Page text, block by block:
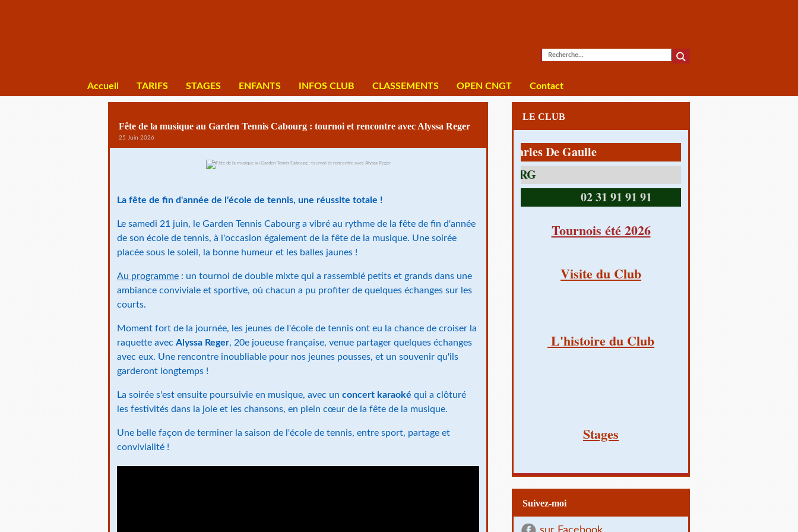
Accueil TARIFS STAGES ENFANTS INFOS CLUB CLASSEMENTS OPEN CNGT Contact
Fête de la musique au Garden Tennis Cabourg : tournoi et rencontre avec Alyssa Reger
25 Juin 2026
La fête de fin d'année de l'école de tennis, une réussite totale !
Le samedi 21 juin, le Garden Tennis Cabourg a vibré au rythme de la fête de fin d'année
de son école de tennis, à l'occasion également de la fête de la musique. Une soirée
placée sous le soleil, la bonne humeur et les balles jaunes !
Au programme : un tournoi de double mixte qui a rassemblé petits et grands dans une
ambiance conviviale et sportive, où chacun a pu profiter de quelques échanges sur les
courts.
Moment fort de la journée, les jeunes de l'école de tennis ont eu la chance de croiser la
raquette avec Alyssa Reger, 20e joueuse française, venue partager quelques échanges
avec eux. Une rencontre inoubliable pour nos jeunes pousses, et un souvenir qu'ils
garderont longtemps !
La soirée s'est ensuite poursuivie en musique, avec un concert karaoké qui a clôturé
les festivités dans la joie et les chansons, en plein cœur de la fête de la musique.
Une belle façon de terminer la saison de l'école de tennis, entre sport, partage et
convivialité !
LE CLUB
1 av Charles De Gaulle
02 31 91 91 91
Tournois été 2026
Visite du Club
L'histoire du Club
Stages
Suivez-moi
sur Facebook